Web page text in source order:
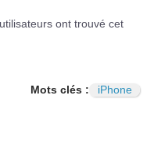
N
ont trouvé cet
Mots clés : iPhone